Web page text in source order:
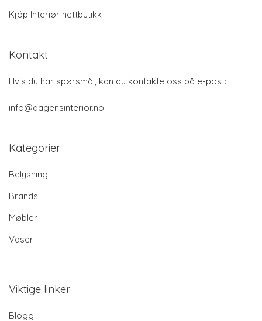
Kjöp Interiør nettbutikk
Kontakt
Hvis du har spørsmål, kan du kontakte oss på e-post:
info@dagensinterior.no
Kategorier
Belysning
Brands
Møbler
Vaser
Viktige linker
Blogg